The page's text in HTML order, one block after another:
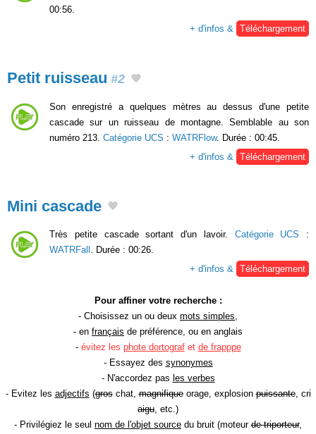
00:56.
+ d'infos &
Téléchargement
Petit ruisseau #2
Son enregistré a quelques mètres au dessus d'une petite
cascade sur un ruisseau de montagne. Semblable au son
numéro 213. Catégorie UCS : WATRFlow. Durée : 00:45.
+ d'infos &
Téléchargement
Mini cascade
Très petite cascade sortant d'un lavoir. Catégorie UCS :
WATRFall . Durée : 00:26.
+ d'infos & Téléchargement
Pour affiner votre recherche :
- Choisissez un ou deux mots simples,
- en français de préférence, ou en anglais
- évitez les phote dortografet de frapppe
- Essayez des synonymes
- N'accordez pas les verbes
- Evitez les adjectifs (groschat,magnifiqueorage, explosionpuissante, cri
aigu, etc.)
- Privilégiez le seul nom de l'objet source du bruit (moteur de triporteur,